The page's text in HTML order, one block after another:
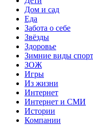
Дом и сад
Еда
Забота о себе
Звёзды
Здоровье
Зимние виды
ЗОЖ
Игры
Из жизни
Интернет
Интернет и СМИ
Истории
Компании